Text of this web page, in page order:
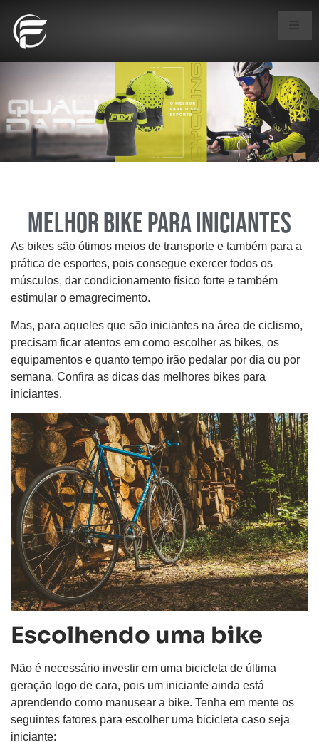
Melhor bike para iniciantes
As bikes são ótimos meios de transporte e também para a
prática de esportes, pois consegue exercer todos os
músculos, dar condicionamento físico forte e também
estimular o emagrecimento.
Mas, para aqueles que são iniciantes na área de ciclismo,
precisam ficar atentos em como escolher as bikes, os
equipamentos e quanto tempo irão pedalar por dia ou por
semana. Confira as dicas das melhores bikes para
iniciantes.
Escolhendo uma bike
Não é necessário investir em uma bicicleta de última
geração logo de cara, pois um iniciante ainda está
aprendendo como manusear a bike. Tenha em mente os
seguintes fatores para escolher uma bicicleta caso seja
iniciante: